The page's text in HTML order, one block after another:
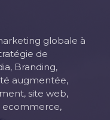
globale à
de
Branding,
augmentée,
site web,
ecommerce,